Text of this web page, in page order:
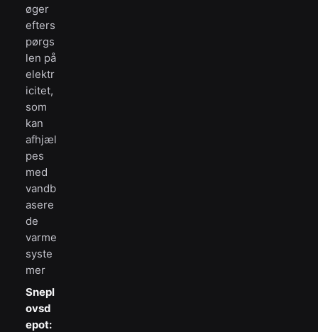
øger
efters
pørgs
len på
elektr
icitet,
som
kan
afhjæl
pes
med
vandb
asere
de
varme
syste
mer
Snepl
ovsd
epot: